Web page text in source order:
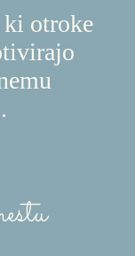
ki otroke